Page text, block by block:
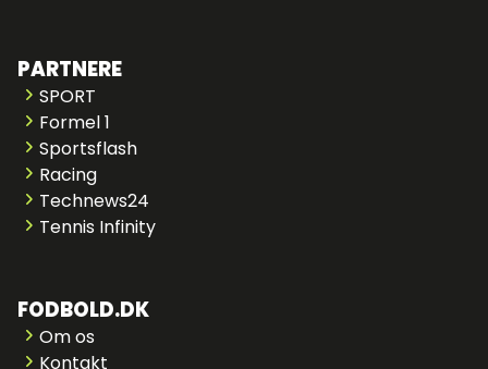
PARTNERE
SPORT
Formel 1
Sportsflash
Racing
Technews24
Tennis Infinity
FODBOLD.DK
Om os
Kontakt